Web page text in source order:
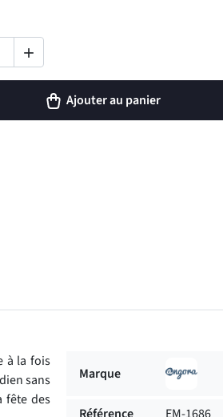

Ajouter au panier
à la fois
sans
fête des
Marque